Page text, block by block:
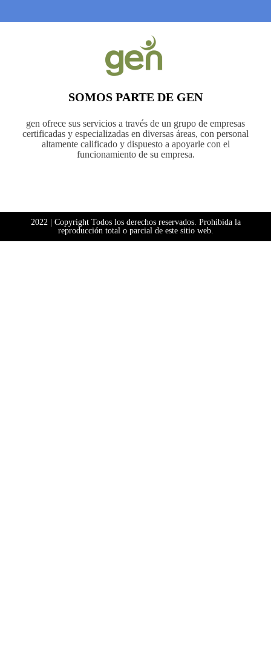
SOMOS PARTE DE GEN
gen ofrece sus servicios a través de un grupo de empresas
certificadas y especializadas en diversas áreas, con personal
altamente calificado y dispuesto a apoyarle con el
funcionamiento de su empresa.
2022 | Copyright Todos los derechos reservados. Prohibida la
reproducción total o parcial de este sitio web.